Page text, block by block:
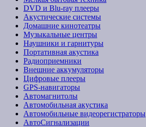
DVD и Blu-ray плееры
Акустические системы
Домашние кинотеатры
Музыкальные центры
Наушники и гарнитуры
Портативная акустика
Радиоприемники
Внешние аккумуляторы
Цифровые плееры
GPS-навигаторы
Автомагнитолы
Автомобильная акустика
Автомобильные видеорегистраторы
АвтоСигнализации